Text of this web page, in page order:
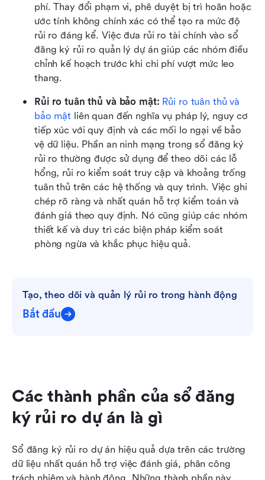
phí. Thay đổi phạm vi, phê duyệt bị trì hoãn hoặc
ước tính không chính xác có thể tạo ra mức độ
rủi ro đáng kể. Việc đưa rủi ro tài chính vào sổ
đăng ký rủi ro quản lý dự án giúp các nhóm điều
chỉnh kế hoạch trước khi chi phí vượt mức leo
thang.
Rủi ro tuân thủ và bảo mật: Rủi ro tuân thủ và
bảo mật liên quan đến nghĩa vụ pháp lý, nguy cơ
tiếp xúc với quy định và các mối lo ngại về bảo
vệ dữ liệu. Phần an ninh mạng trong sổ đăng ký
rủi ro thường được sử dụng để theo dõi các lỗ
hổng, rủi ro kiểm soát truy cập và khoảng trống
tuân thủ trên các hệ thống và quy trình. Việc ghi
chép rõ ràng và nhất quán hỗ trợ kiểm toán và
đánh giá theo quy định. Nó cũng giúp các nhóm
thiết kế và duy trì các biện pháp kiểm soát
phòng ngừa và khắc phục hiệu quả.
Tạo, theo dõi và quản lý rủi ro trong hành động
Bắt đầu
Các thành phần của sổ đăng
ký rủi ro dự án là gì
Sổ đăng ký rủi ro dự án hiệu quả dựa trên các trường
dữ liệu nhất quán hỗ trợ việc đánh giá, phân công
trách nhiệm và hành động. Những thành phần này